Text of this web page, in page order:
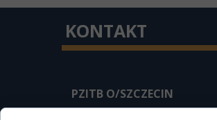
KONTAKT
PZITB O/SZCZECIN